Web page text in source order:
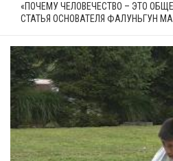
«ПОЧЕМУ ЧЕЛОВЕЧЕСТВО – ЭТО
СТАТЬЯ ОСНОВАТЕЛЯ ФАЛУНЬГУН